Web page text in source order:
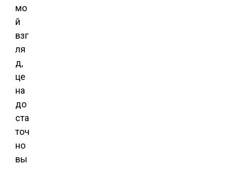
мо
й
взг
ля
д,
це
на
до
ста
точ
но
вы